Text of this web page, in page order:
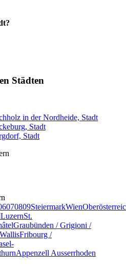
Städten
in der Nordheide, Stadt
Stadt
Stadt
070809SteiermarkWien
LuzernSt.
Graubünden / Grigioni /
Fribourg /
Appenzell Ausserrhoden